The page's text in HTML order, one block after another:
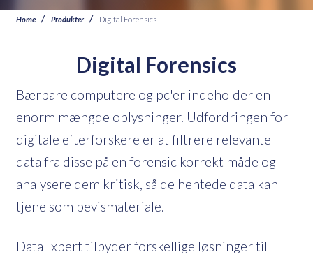
Home Produkter Digital Forensics
Digital Forensics
Bærbare computere og pc'er indeholder en
enorm mængde oplysninger. Udfordringen for
digitale efterforskere er at filtrere relevante
data fra disse på en forensic korrekt måde og
analysere dem kritisk, så de hentede data kan
tjene som bevismateriale.
DataExpert tilbyder forskellige løsninger til